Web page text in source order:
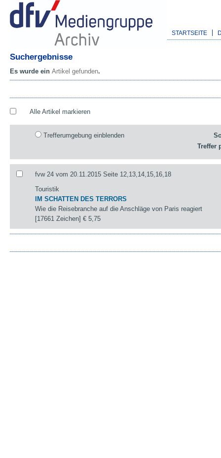
STARTSEITE
Suchergebnisse
Es wurde ein Artikel gefunden.
Alle Artikel markieren
Trefferumgebung einblenden
Treffer
fvw 24 vom 20.11.2015 Seite 12,13,14,15,16,18
Touristik
IM SCHATTEN DES TERRORS
Wie die Reisebranche auf die Anschläge von Paris reagiert
[17661 Zeichen]€ 5,75